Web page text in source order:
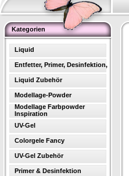
Kategorien
Liquid
Entfetter, Primer, Desinfektion,
Liquid Zubehör
Modellage-Powder
Modellage Farbpowder
Inspiration
UV-Gel
Colorgele Fancy
UV-Gel Zubehör
Primer & Desinfektion